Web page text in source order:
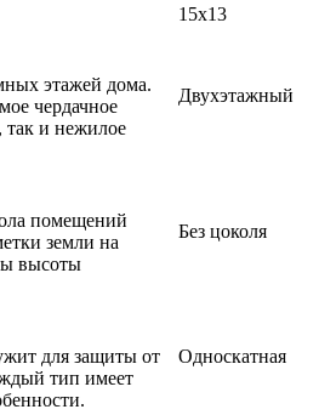
15x13
этажей дома.
чердачное
так и нежилое
Двухэтажный
помещений
земли на
высоты
Без цоколя
для защиты от
тип имеет
Односкатная